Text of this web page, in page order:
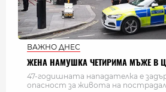
ВАЖНО ДНЕС
ЖЕНА НАМУШКА ЧЕТИРИМА МЪЖЕ В
47-годишната нападателка е
опасност за живота на